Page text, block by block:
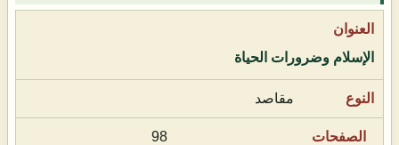
الإسلام وضرورات الحياة
مقاصد
98